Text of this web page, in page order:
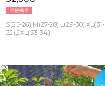
S(25-26),M(27-28),L(29-30),XL(31-
32),2XL(33-34)